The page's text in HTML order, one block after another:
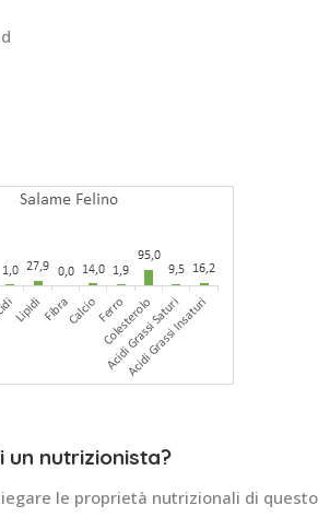
un nutrizionista?
le proprietà nutrizionali di questo